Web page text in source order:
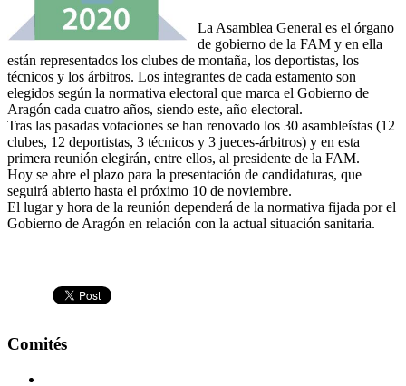
La Asamblea General es el órgano
de gobierno de la FAM y en ella
están representados los clubes de montaña, los deportistas, los
técnicos y los árbitros. Los integrantes de cada estamento son
elegidos según la normativa electoral que marca el Gobierno de
Aragón cada cuatro años, siendo este, año electoral.
Tras las pasadas votaciones se han renovado los 30 asambleístas (12
clubes, 12 deportistas, 3 técnicos y 3 jueces-árbitros) y en esta
primera reunión elegirán, entre ellos, al presidente de la FAM.
Hoy se abre el plazo para la presentación de candidaturas, que
seguirá abierto hasta el próximo 10 de noviembre.
El lugar y hora de la reunión dependerá de la normativa fijada por el
Gobierno de Aragón en relación con la actual situación sanitaria.
Comités